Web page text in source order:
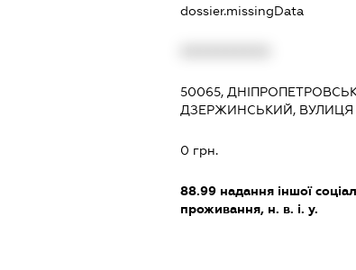
dossier.missingData
50065,
ДЗЕРЖИНСЬКИЙ, ВУЛИЦЯ
0 грн.
88.99надання іншої
проживання, н. в. і. у.